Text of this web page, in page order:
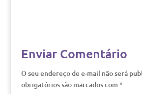
Enviar Comentário
O seu endereço de e-mail não será
obrigatórios são marcados com *